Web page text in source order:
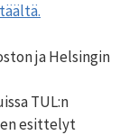
täältä.
ja Helsingin
TUL:n
esittelyt